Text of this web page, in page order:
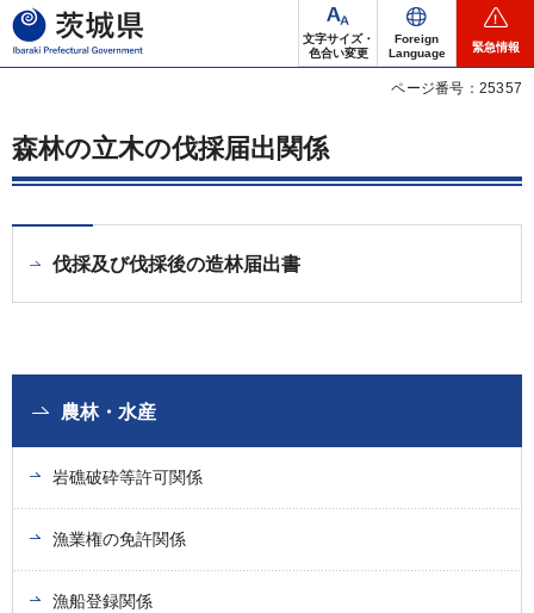
茨城県
文字サイズ・
色合い変更
Foreign
Language
緊急情報
ページ番号：25357
森林の立木の伐採届出関係
伐採及び伐採後の造林届出書
農林・水産
岩礁破砕等許可関係
漁業権の免許関係
漁船登録関係